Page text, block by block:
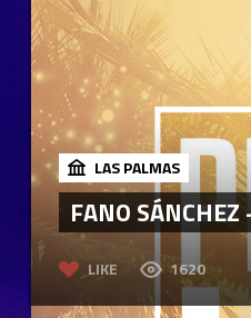
LAS PALMAS
FANO
LIKE 1620